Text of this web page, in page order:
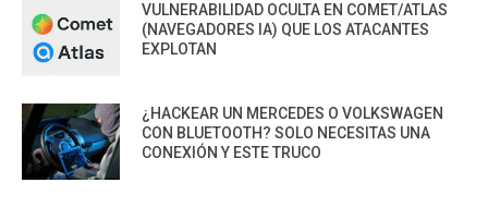
VULNERABILIDAD OCULTA EN COMET/ATLAS
(NAVEGADORES IA) QUE LOS ATACANTES
EXPLOTAN
¿HACKEAR UN MERCEDES O VOLKSWAGEN
CON BLUETOOTH? SOLO NECESITAS UNA
CONEXIÓN Y ESTE TRUCO